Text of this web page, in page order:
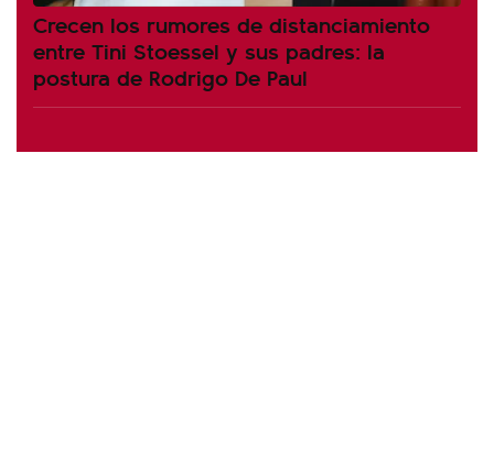
Crecen los rumores de distanciamiento
entre Tini Stoessel y sus padres: la
postura de Rodrigo De Paul